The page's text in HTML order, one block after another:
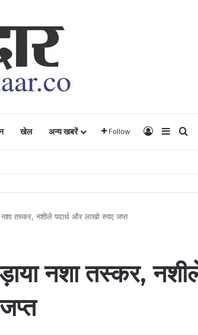
खेल अन्य खबरें Follow Log InSidebar
कृषि साथी…..
नशा तस्कर, नशीले पदार्थ और लाखो रुपए जप्त
नशा तस्कर,